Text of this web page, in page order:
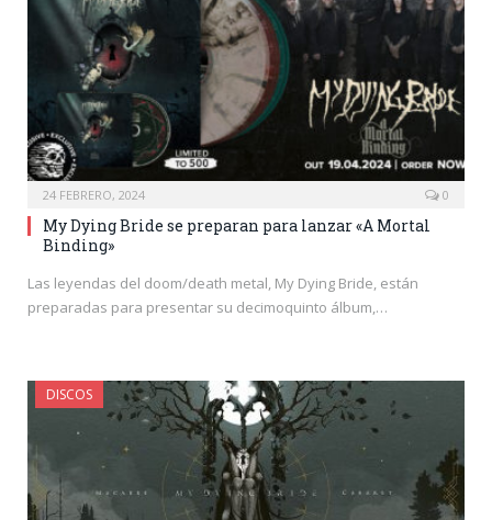
24 FEBRERO, 2024 0
My Dying Bride se preparan para lanzar «A Mortal
Binding»
Las leyendas del doom/death metal, My Dying Bride, están
preparadas para presentar su decimoquinto álbum,…
DISCOS